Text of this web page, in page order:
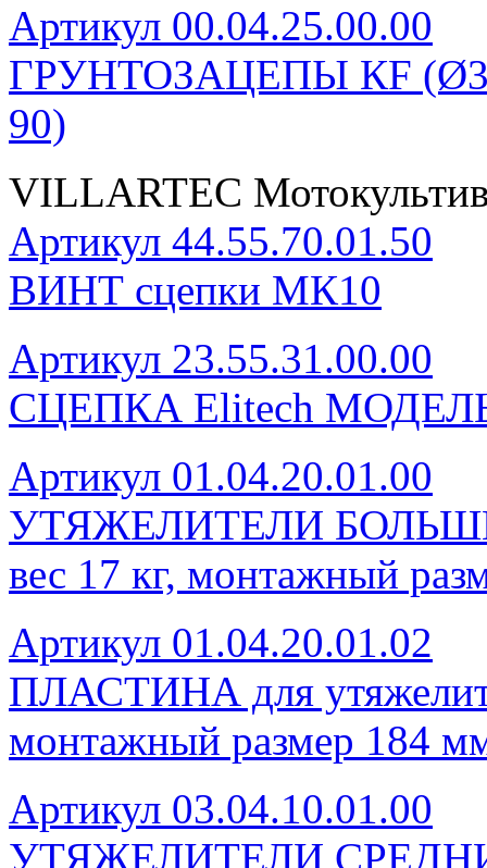
Артикул 00.04.25.00.00
ГРУНТОЗАЦЕПЫ КF
90)
VILLARTEC
Артикул 44.55.70.01.50
ВИНТ сцепки МК10
Артикул 23.55.31.00.00
СЦЕПКА Elitech
Артикул 01.04.20.01.00
УТЯЖЕЛИТЕЛИ
вес 17 кг, монтажный
Артикул 01.04.20.01.02
ПЛАСТИНА для
монтажный размер 184
Артикул 03.04.10.01.00
УТЯЖЕЛИТЕЛИ СРЕДНИЕ